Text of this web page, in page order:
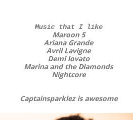
Music that I like
Maroon 5
Ariana Grande
Avril Lavigne
Demi lovato
Marina and the Diamonds
Nightcore
Captainsparklez is awesome